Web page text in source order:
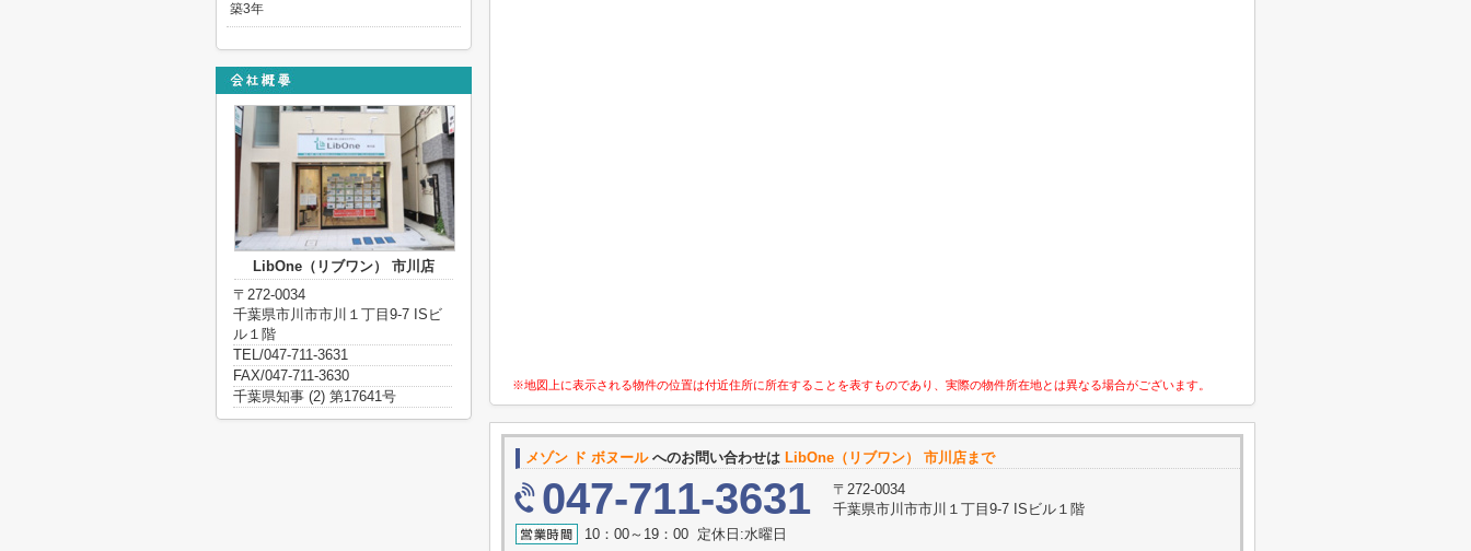
※地図上に表示される物件の位置は付近住所に所在することを表すものであり、実際の物件所在地とは異なる場合がございます。
メゾン ド ボヌールへのお問い合わせは LibOne（リブワン） 市川店まで
047-711-3631
〒272-0034
千葉県市川市市川１丁目9-7 ISビル１階
10：00～19：00 定休日:水曜日
築3年
LibOne（リブワン） 市川店
〒272-0034
千葉県市川市市川１丁目9-7 ISビ
ル１階
TEL/047-711-3631
FAX/047-711-3630
千葉県知事 (2) 第17641号